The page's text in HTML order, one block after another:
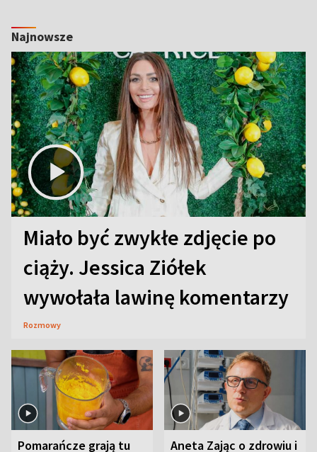
Najnowsze
Miało być zwykłe zdjęcie po
ciąży. Jessica Ziółek
wywołała lawinę komentarzy
Rozmowy
Pomarańcze grają tu Aneta Zając o zdrowiu i